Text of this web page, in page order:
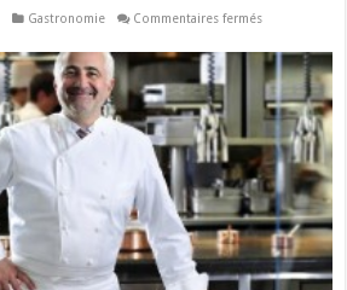
Gastronomie Commentaires ferméssur
une
recette
Guy
Savoy
son
Bar
en
écailles
grillées
aux
épices
douces